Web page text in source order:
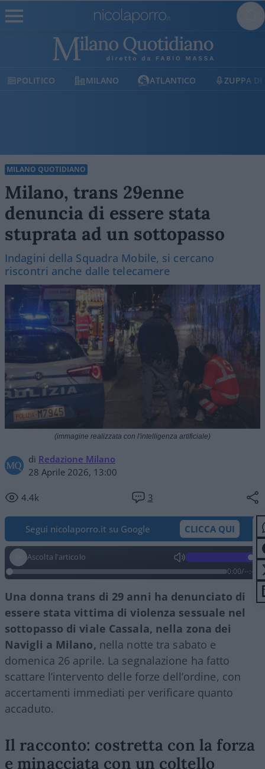
MILANO ATLANTICO ZUPPA DI PORRO
MILANO QUOTIDIANO
Milano, trans 29enne
denuncia di essere stata
stuprata ad un sottopasso
Indagini della Squadra Mobile, si cercano
riscontri anche dalle telecamere
di Redazione Milano
28 Aprile 2026, 13:00
4.4k 3
(immagine realizzata con l'intelligenza artificiale)
Segui nicolaporro.it su Google CLICCA QUI
Ascolta l'articolo
0:00/--:--
Una donna trans di 29 anni ha denunciato di
essere stata vittima di violenza sessuale nel
sottopasso di viale Cassala, nella zona dei
Navigli a Milano, nella notte tra sabato e
domenica 26 aprile. La segnalazione ha fatto
scattare l’intervento delle forze dell’ordine, con
accertamenti immediati per verificare quanto
accaduto.
Il racconto: costretta con la forza
e minacciata con un coltello